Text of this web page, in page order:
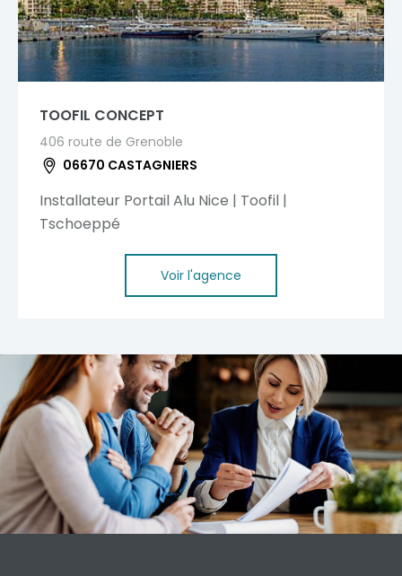
TOOFIL CONCEPT
406 route de Grenoble
06670 CASTAGNIERS
Installateur Portail Alu Nice | Toofil |
Tschoeppé
Voir l'agence